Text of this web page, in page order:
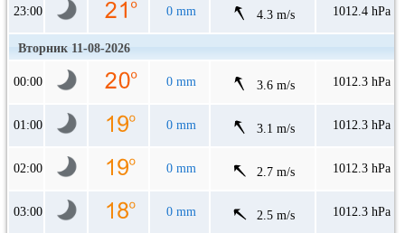
23:00 0 mm 4.3 m/s 1012.4 hPa
Вторник 11-08-2026
00:00 0 mm 3.6 m/s 1012.3 hPa
01:00 0 mm 3.1 m/s 1012.3 hPa
02:00 0 mm 2.7 m/s 1012.3 hPa
03:00 0 mm 2.5 m/s 1012.3 hPa